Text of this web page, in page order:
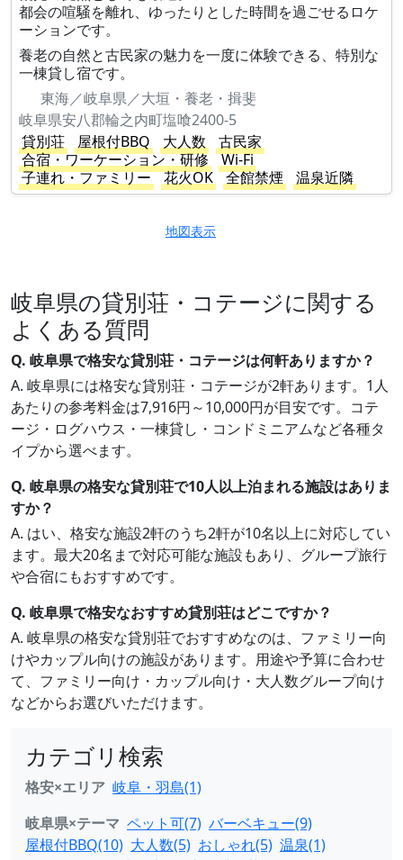
都会の喧騒を離れ、ゆったりとした時間を過ごせるロケ
ーションです。
養老の自然と古民家の魅力を一度に体験できる、特別な
一棟貸し宿です。
東海／岐阜県／大垣・養老・揖斐
岐阜県安八郡輪之内町塩喰2400-5
貸別荘
屋根付BBQ 大人数
古民家
合宿・ワーケーション・研修
Wi-Fi
子連れ・ファミリー
花火OK 全館禁煙 温泉近隣
地図表示
岐阜県の貸別荘・コテージに関する
よくある質問
Q. 岐阜県で格安な貸別荘・コテージは何軒ありますか？
A. 岐阜県には格安な貸別荘・コテージが2軒あります。1人
あたりの参考料金は7,916円～10,000円が目安です。コテ
ージ・ログハウス・一棟貸し・コンドミニアムなど各種タ
イプから選べます。
Q. 岐阜県の格安な貸別荘で10人以上泊まれる施設はありま
すか？
A. はい、格安な施設2軒のうち2軒が10名以上に対応してい
ます。最大20名まで対応可能な施設もあり、グループ旅行
や合宿にもおすすめです。
Q. 岐阜県で格安なおすすめ貸別荘はどこですか？
A. 岐阜県の格安な貸別荘でおすすめなのは、ファミリー向
けやカップル向けの施設があります。用途や予算に合わせ
て、ファミリー向け・カップル向け・大人数グループ向け
などからお選びいただけます。
カテゴリ検索
格安×エリア 岐阜・羽島(1)
岐阜県×テーマ ペット可(7) バーベキュー(9)
屋根付BBQ(10) 大人数(5) おしゃれ(5) 温泉(1)